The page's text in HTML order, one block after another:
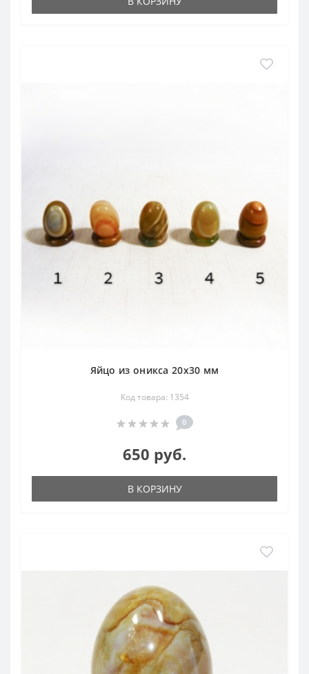
Яйцо из оникса 20х30 мм
Код товара: 1354
0
650 руб.
В КОРЗИНУ